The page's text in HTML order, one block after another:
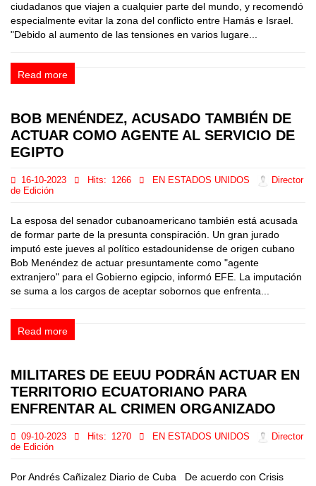
ciudadanos que viajen a cualquier parte del mundo, y recomendó
especialmente evitar la zona del conflicto entre Hamás e Israel.
"Debido al aumento de las tensiones en varios lugare...
Read more
BOB MENÉNDEZ, ACUSADO TAMBIÉN DE
ACTUAR COMO AGENTE AL SERVICIO DE
EGIPTO
16-10-2023 Hits: 1266 EN ESTADOS UNIDOS
Director
de Edición
La esposa del senador cubanoamericano también está acusada
de formar parte de la presunta conspiración. Un gran jurado
imputó este jueves al político estadounidense de origen cubano
Bob Menéndez de actuar presuntamente como "agente
extranjero" para el Gobierno egipcio, informó EFE. La imputación
se suma a los cargos de aceptar sobornos que enfrenta...
Read more
MILITARES DE EEUU PODRÁN ACTUAR EN
TERRITORIO ECUATORIANO PARA
ENFRENTAR AL CRIMEN ORGANIZADO
09-10-2023 Hits: 1270 EN ESTADOS UNIDOS
Director
de Edición
Por Andrés Cañizalez Diario de Cuba De acuerdo con Crisis